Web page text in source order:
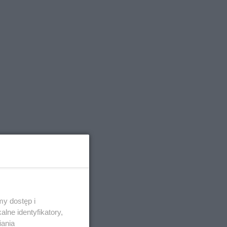
dostęp i
identyfikatory,